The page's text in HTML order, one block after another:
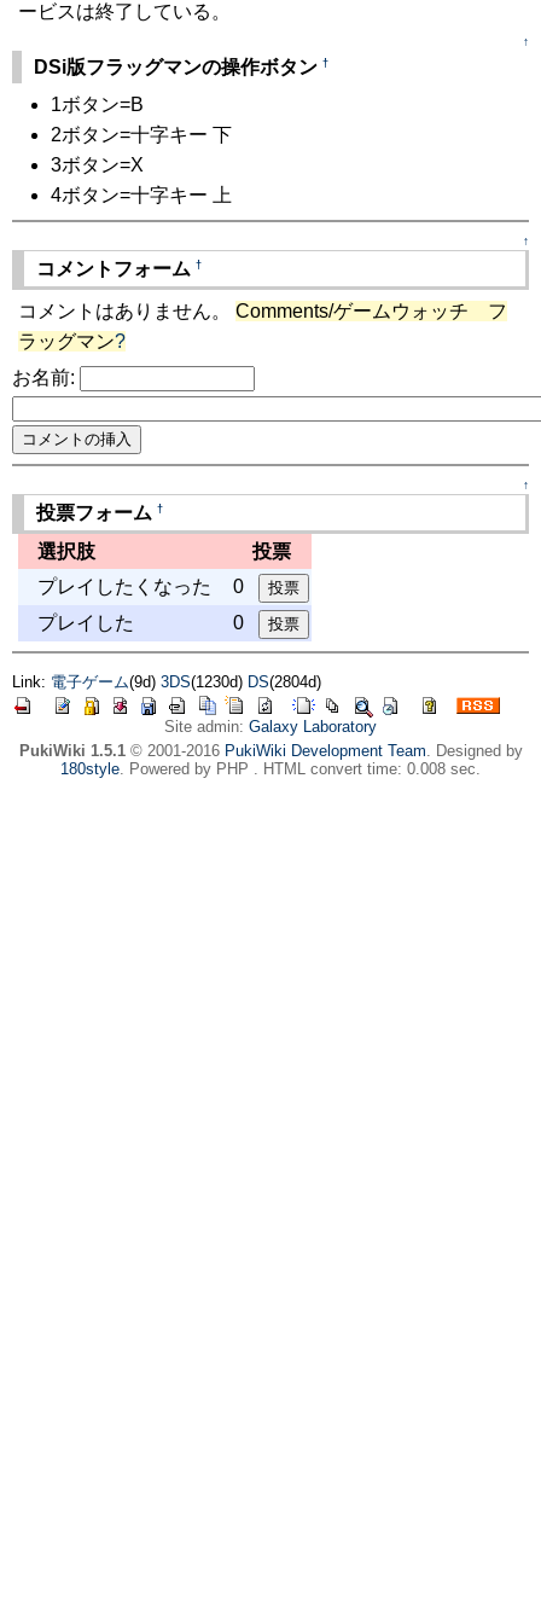
ービスは終了している。
↑
DSi版フラッグマンの操作ボタン †
1ボタン=B
2ボタン=十字キー 下
3ボタン=X
4ボタン=十字キー 上
↑
コメントフォーム †
コメントはありません。 Comments/ゲームウォッチ フ
ラッグマン?
お名前:
↑
投票フォーム †
選択肢
投票
プレイしたくなった
0
プレイした
0
Link: 電子ゲーム(9d) 3DS(1230d) DS(2804d)
Site admin: Galaxy Laboratory
PukiWiki 1.5.1© 2001-2016 PukiWiki Development Team. Designed by
180style. Powered by PHP . HTML convert time: 0.008 sec.